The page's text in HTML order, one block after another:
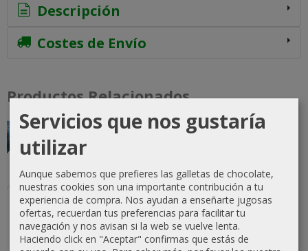
Descripción
Costes de Envío
Productos Relacionados
Agotado
Pack Saga
Canción de
Hielo y
Fuego
-15 %
Juego de
Tronos
Edición
Ilustrada
-5 %
Winter is
coming, El
Mundo
Medieval...
Servicios que nos gustaría
utilizar
Aunque sabemos que prefieres las galletas de chocolate,
nuestras cookies son una importante contribución a tu
experiencia de compra. Nos ayudan a enseñarte jugosas
ofertas, recuerdan tus preferencias para facilitar tu
navegación y nos avisan si la web se vuelve lenta.
Haciendo click en "Aceptar" confirmas que estás de